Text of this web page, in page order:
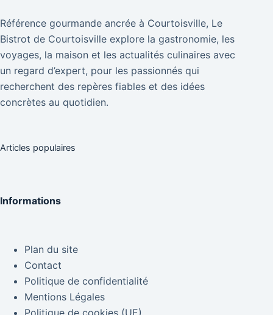
Référence gourmande ancrée à Courtoisville, Le
Bistrot de Courtoisville explore la gastronomie, les
voyages, la maison et les actualités culinaires avec
un regard d’expert, pour les passionnés qui
recherchent des repères fiables et des idées
concrètes au quotidien.
Articles populaires
Informations
Plan du site
Contact
Politique de confidentialité
Mentions Légales